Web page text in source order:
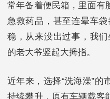
常年备着便民箱，里面有
急救药品，甚至连晕车
稳，从来没出过事，我
的老大爷竖起大拇指。
近年来，选择“洗海澡”的
持续攀升，原有车辆载客